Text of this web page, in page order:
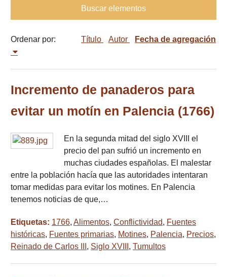
Buscar elementos
Ordenar por: Título Autor Fecha de agregación
Incremento de panaderos para
evitar un motín en Palencia (1766)
En la segunda mitad del siglo XVIII el
precio del pan sufrió un incremento en
muchas ciudades españolas. El malestar
entre la población hacía que las autoridades intentaran
tomar medidas para evitar los motines. En Palencia
tenemos noticias de que,…
Etiquetas: 1766, Alimentos, Conflictividad, Fuentes
históricas, Fuentes primarias, Motines, Palencia, Precios,
Reinado de Carlos III , Siglo XVIII , Tumultos